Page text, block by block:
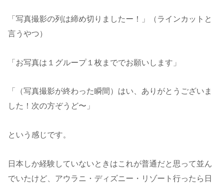
「写真撮影の列は締め切りましたー！」（ラインカットと
言うやつ）
「お写真は１グループ１枚まででお願いします」
「（写真撮影が終わった瞬間）はい、ありがとうございま
した！次の方ぞうど〜」
という感じです。
日本しか経験していないときはこれが普通だと思って並ん
でいたけど、アウラニ・ディズニー・リゾート行ったら日